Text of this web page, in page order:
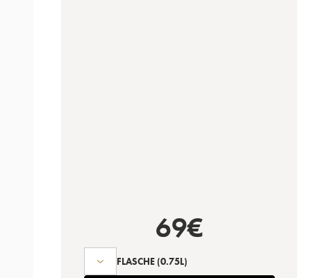
69€
FLASCHE (0.75L)